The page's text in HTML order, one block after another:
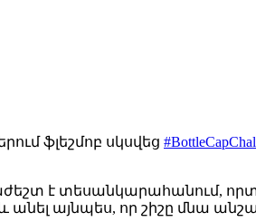
ֆլեշմոբ սկսվեց
է տեսանկարահանում,
անել այնպես, որ շիշը մնա